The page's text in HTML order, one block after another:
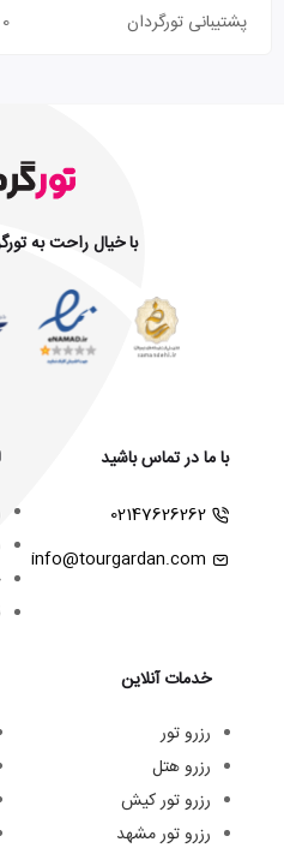
پشتیبانی تورگردان
0 امتیاز
با خیال راحت به
با ما در تماس باشید
02147626262
info@tourgardan.com
خدمات آنلاین
رزرو تور
رزرو هتل
رزرو تور کیش
رزرو تور مشهد